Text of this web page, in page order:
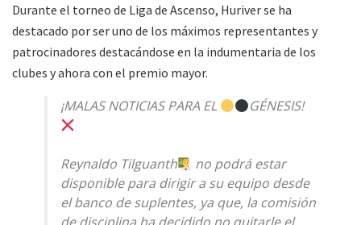
Durante el torneo de Liga de Ascenso, Huriver se ha
destacado por ser uno de los máximos representantes y
patrocinadores destacándose en la indumentaria de los
clubes y ahora con el premio mayor.
¡MALAS NOTICIAS PARA EL GÉNESIS!
Reynaldo Tilguanth
no podrá estar
disponible para dirigir a su equipo desde
el banco de suplentes, ya que, la comisión